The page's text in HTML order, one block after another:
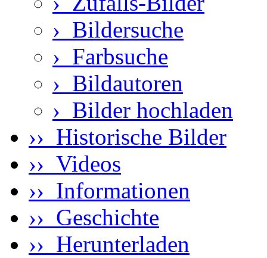
› Bildersuche
› Farbsuche
› Bildautoren
› Bilder hochladen
›› Historische Bilder
›› Videos
›› Informationen
›› Geschichte
›› Herunterladen